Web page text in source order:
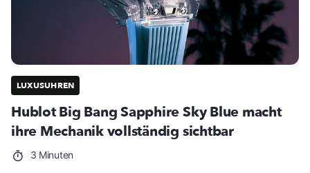
LUXUSUHREN
Hublot Big Bang Sapphire Sky Blue macht
ihre Mechanik vollständig sichtbar
3 Minuten